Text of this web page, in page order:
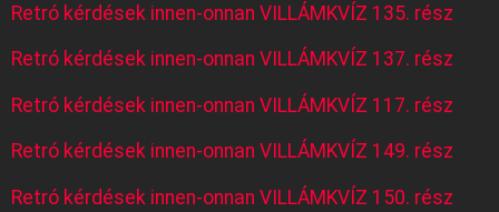
Retró kérdések innen-onnan VILLÁMKVÍZ 135. rész
Retró kérdések innen-onnan VILLÁMKVÍZ 137. rész
Retró kérdések innen-onnan VILLÁMKVÍZ 117. rész
Retró kérdések innen-onnan VILLÁMKVÍZ 149. rész
Retró kérdések innen-onnan VILLÁMKVÍZ 150. rész